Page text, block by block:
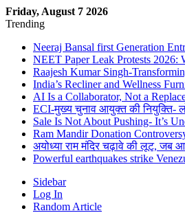
Friday, August 7 2026
Trending
Neeraj Bansal first Generation
NEET Paper Leak Protests
Raajesh Kumar Singh-
India’s Recliner and Wellness
AI Is a Collaborator, Not a
ECI-मुख्य चुनाव आयुक्त की नियुक्ति-
Sale Is Not About Pushing- It’s
Ram Mandir Donation
अयोध्या राम मंदिर चढ़ावे की लूट, जब
Powerful earthquakes strike
Sidebar
Log In
Random Article